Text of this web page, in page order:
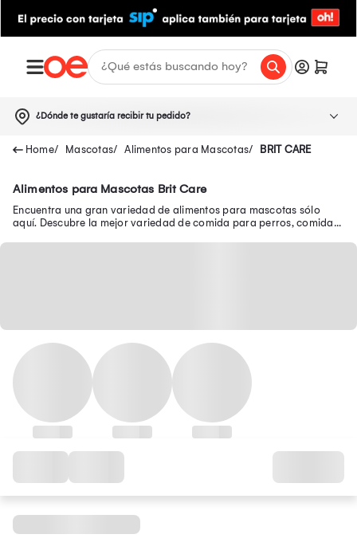
¿Dónde te gustaría recibir tu pedido?
Mascotas Alimentos para Mascotas BRIT CARE
Alimentos para Mascotas Brit Care
Encuentra una gran variedad de alimentos para mascotas sólo
aquí. Descubre la mejor variedad de comida para perros, comida